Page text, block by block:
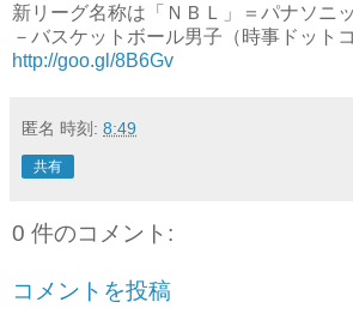
新リーグ名称は「ＮＢＬ」＝パナソニ
－バスケットボール男子（時事ドットコ
http://goo.gl/8B6Gv
匿名 時刻: 8:49
共有
0 件のコメント:
コメントを投稿